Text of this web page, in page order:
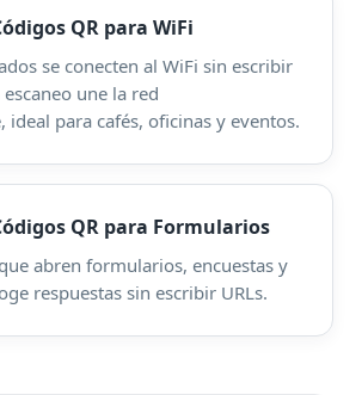
QR para WiFi
se conecten al WiFi sin escribir
une la red
ideal para cafés, oficinas y eventos.
QR para Formularios
abren formularios, encuestas y
respuestas sin escribir URLs.